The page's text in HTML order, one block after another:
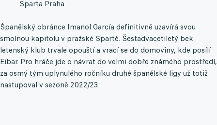
Sparta Praha
Španělský obránce Imanol García definitivně uzavírá svou
smolnou kapitolu v pražské Spartě. Šestadvacetiletý bek
letenský klub trvale opouští a vrací se do domoviny, kde posílí
Eibar. Pro hráče jde o návrat do velmi dobře známého prostředí,
za osmý tým uplynulého ročníku druhé španělské ligy už totiž
nastupoval v sezoně 2022/23.